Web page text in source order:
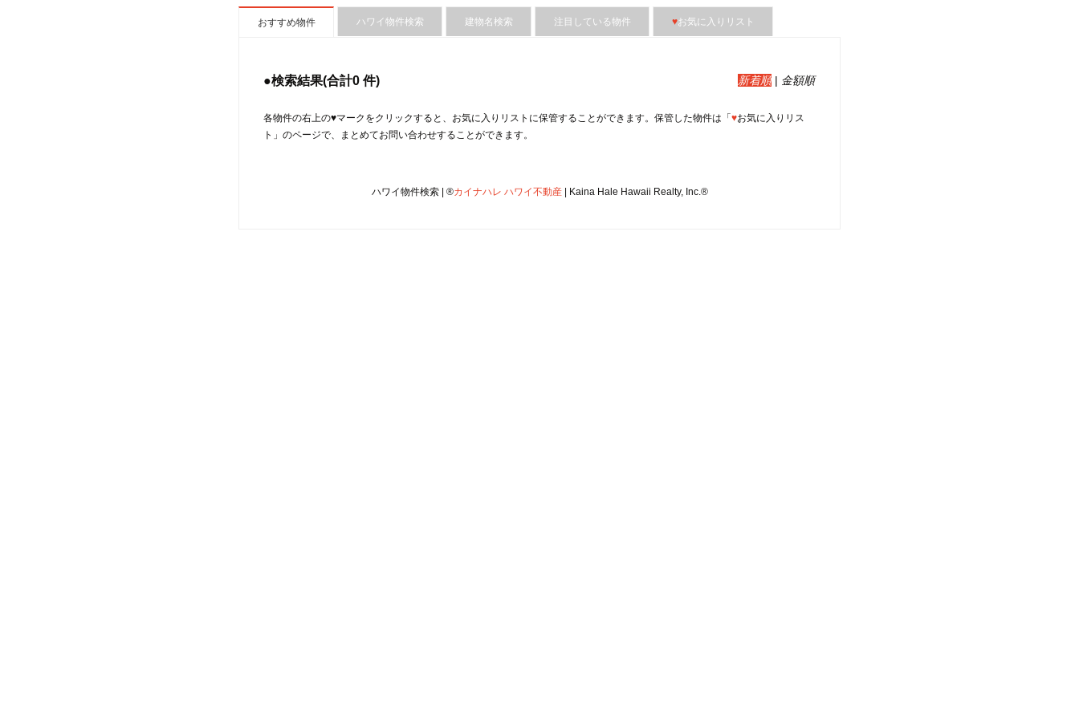
おすすめ物件 ハワイ物件検索 建物名検索 注目している物件 ♥お気に入りリスト
●検索結果(合計0 件) 新着順 | 金額順
各物件の右上の♥マークをクリックすると、︎お気に入りリストに保管することができます。保管した物件は「♥お気に入りリス
ト」のページで、まとめてお問い合わせすることができます。
ハワイ物件検索 | ®カイナハレ ハワイ不動産| Kaina Hale Hawaii Realty, Inc.®